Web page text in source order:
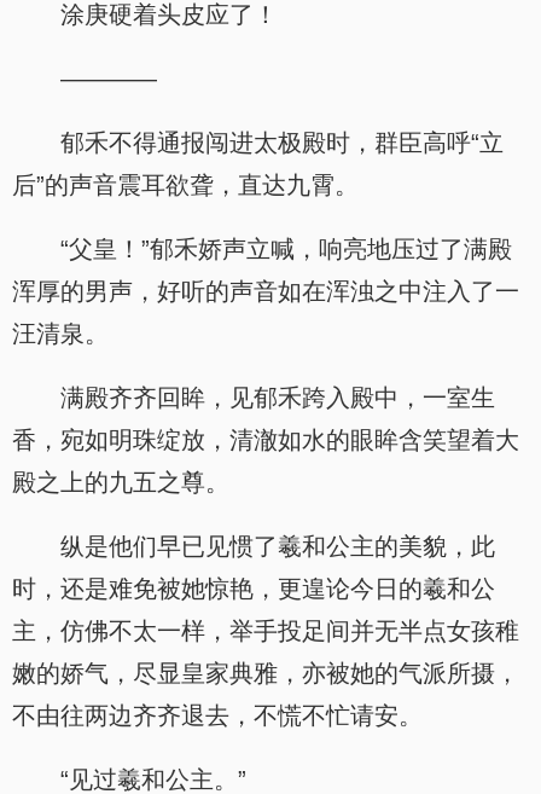
涂庚硬着头皮应了！
————
郁禾不得通报闯进太极殿时，群臣高呼“立
后”的声音震耳欲聋，直达九霄。
“父皇！”郁禾娇声立喊，响亮地压过了满殿
浑厚的男声，好听的声音如在浑浊之中注入了一
汪清泉。
满殿齐齐回眸，见郁禾跨入殿中，一室生
香，宛如明珠绽放，清澈如水的眼眸含笑望着大
殿之上的九五之尊。
纵是他们早已见惯了羲和公主的美貌，此
时，还是难免被她惊艳，更遑论今日的羲和公
主，仿佛不太一样，举手投足间并无半点女孩稚
嫩的娇气，尽显皇家典雅，亦被她的气派所摄，
不由往两边齐齐退去，不慌不忙请安。
“见过羲和公主。”